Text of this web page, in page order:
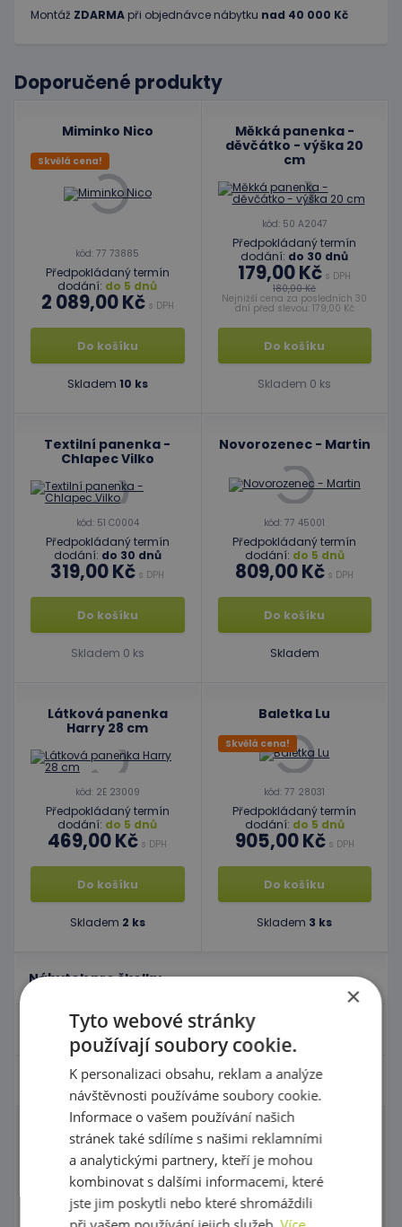
Nábytek pro školky
Didaktické pomůcky
Hračky - Tematika
Domečky pro panenky a příslušenství
Zahrajme si divadlo s maňásky!
Montáž ZDARMA při objednávce nábytku nad 40 000 Kč
Doporučené produkty
Miminko Nico
Skvělá cena!
kód: 77 73885
Předpokládaný termín
dodání: do 5 dnů
2 089,00 Kčs DPH
Do košíku
Skladem 10 ks
Měkká panenka -
děvčátko - výška 20
cm
kód: 50 A2047
Předpokládaný termín
dodání: do 30 dnů
179,00 Kč s DPH
180,00 Kč
Nejnižší cena za posledních 30
dní před slevou: 179,00 Kč
Do košíku
Skladem 0 ks
Textilní panenka -
Chlapec Vilko
kód: 51 C0004
Předpokládaný termín
dodání: do 30 dnů
319,00 Kč s DPH
Do košíku
Skladem 0 ks
Novorozenec - Martin
kód: 77 45001
Předpokládaný termín
dodání: do 5 dnů
809,00 Kč s DPH
Do košíku
Skladem
Látková panenka
Harry 28 cm
kód: 2E 23009
Předpokládaný termín
dodání: do 5 dnů
469,00 Kč s DPH
Do košíku
Skladem 2 ks
Baletka Lu
Skvělá cena!
kód: 77 28031
Předpokládaný termín
dodání: do 5 dnů
905,00 Kčs DPH
Do košíku
Skladem 3 ks
×
Tyto webové stránky
používají soubory cookie.
K personalizaci obsahu, reklam a analýze
návštěvnosti používáme soubory cookie.
Informace o vašem používání našich
stránek také sdílíme s našimi reklamními
a analytickými partnery, kteří je mohou
kombinovat s dalšími informacemi, které
jste jim poskytli nebo které shromáždili